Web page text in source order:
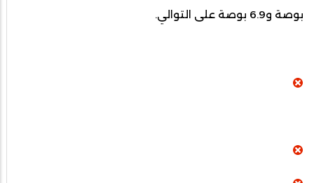
بوصة و6.9 بوصة على التوالي.